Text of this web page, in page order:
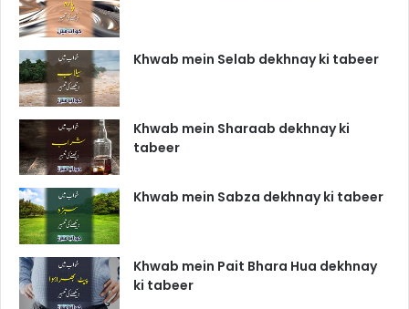
Khwab mein Selab dekhnay ki tabeer
Khwab mein Sharaab dekhnay ki
tabeer
Khwab mein Sabza dekhnay ki tabeer
Khwab mein Pait Bhara Hua dekhnay
ki tabeer